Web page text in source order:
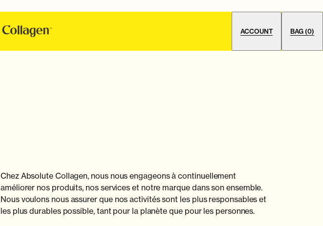
ACCOUNT BAG (0)
Chez Absolute Collagen, nous nous engageons à continuellement
améliorer nos produits, nos services et notre marque dans son ensemble.
Nous voulons nous assurer que nos activités sont les plus responsables et
les plus durables possible, tant pour la planète que pour les personnes.